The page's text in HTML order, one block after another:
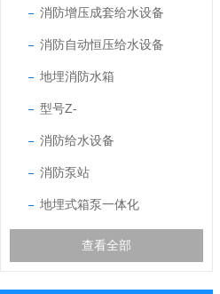
消防增压成套给水设备
消防自动恒压给水设备
地埋消防水箱
型号Z-
消防给水设备
消防泵站
地埋式箱泵一体化
查看全部